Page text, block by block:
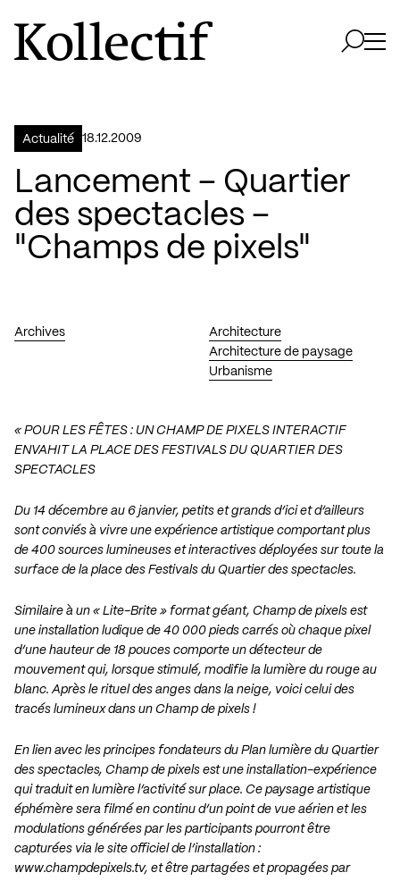
Aller à la page d'accueil
Logo Kollectif
Actualité 18.12.2009
Lancement – Quartier
des spectacles –
"Champs de pixels"
Archives
Architecture
Architecture de paysage
Urbanisme
« POUR LES FÊTES : UN CHAMP DE PIXELS INTERACTIF
ENVAHIT LA PLACE DES FESTIVALS DU QUARTIER DES
SPECTACLES
Du 14 décembre au 6 janvier, petits et grands d’ici et d’ailleurs
sont conviés à vivre une expérience artistique comportant plus
de 400 sources lumineuses et interactives déployées sur toute la
surface de la place des Festivals du Quartier des spectacles.
Similaire à un « Lite-Brite » format géant, Champ de pixels est
une installation ludique de 40 000 pieds carrés où chaque pixel
d’une hauteur de 18 pouces comporte un détecteur de
mouvement qui, lorsque stimulé, modifie la lumière du rouge au
blanc. Après le rituel des anges dans la neige, voici celui des
tracés lumineux dans un Champ de pixels !
En lien avec les principes fondateurs du Plan lumière du Quartier
des spectacles, Champ de pixels est une installation-expérience
qui traduit en lumière l’activité sur place. Ce paysage artistique
éphémère sera filmé en continu d’un point de vue aérien et les
modulations générées par les participants pourront être
capturées via le site officiel de l’installation :
www.champdepixels.tv, et être partagées et propagées par